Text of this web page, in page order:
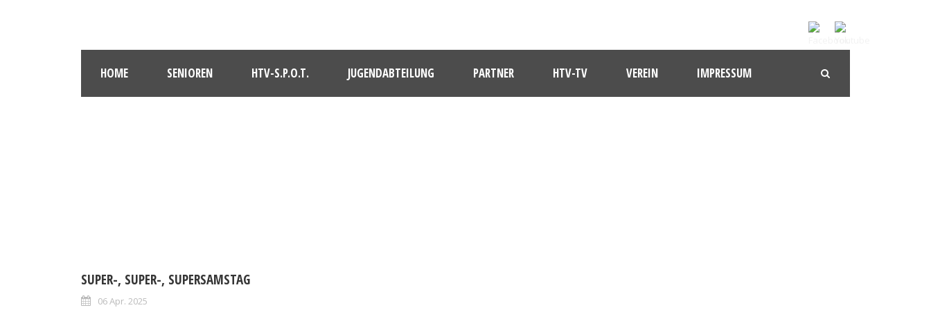
HOME SENIOREN HTV-S.P.O.T. JUGENDABTEILUNG PARTNER HTV-TV VEREIN IMPRESSUM
SUPER-, SUPER-, SUPERSAMSTAG
06 Apr. 2025